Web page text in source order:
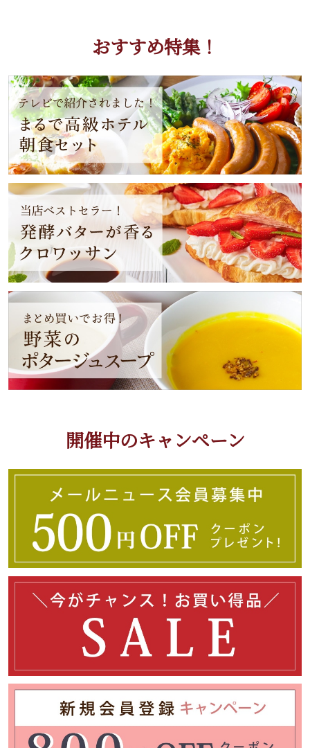
おすすめ特集！
開催中のキャンペーン